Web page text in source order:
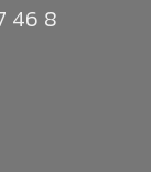
46 8